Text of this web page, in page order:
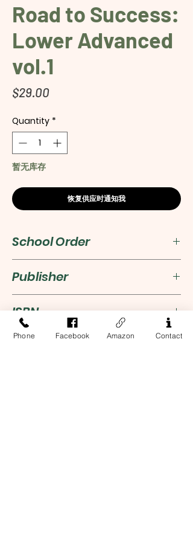
Road to Success:
Lower Advanced
vol.1
$29.00Price
Quantity *
暂无库存
恢复供应时通知我
School Order
For school order, please
Publisher
ISBN
9787561921708
Phone Facebook Amazon Contact